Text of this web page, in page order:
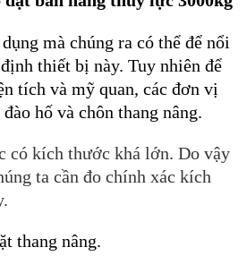
mà chúng ra có thể để nổi
thiết bị này. Tuy nhiên để
tích và mỹ quan, các đơn vị
hố và chôn thang nâng.
có kích thước khá lớn. Do vậy
ta cần đo chính xác kích
thang nâng.